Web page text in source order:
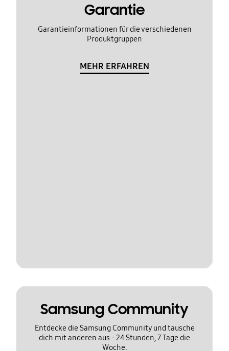
Garantie
Garantieinformationen für die verschiedenen
Produktgruppen
MEHR ERFAHREN
Samsung Community
Entdecke die Samsung Community und tausche
dich mit anderen aus - 24 Stunden, 7 Tage die
Woche.